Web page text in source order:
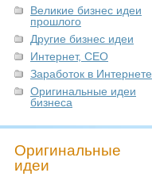
Великие бизнес идеи
прошлого
Другие бизнес идеи
Интернет, СЕО
Заработок в Интернете
Оригинальные идеи
бизнеса
Оригинальные
идеи